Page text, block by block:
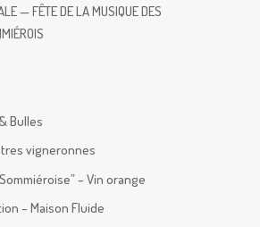
— FÊTE DE LA MUSIQUE DES
Bulles
vigneronnes
– Vin orange
– Maison Fluide